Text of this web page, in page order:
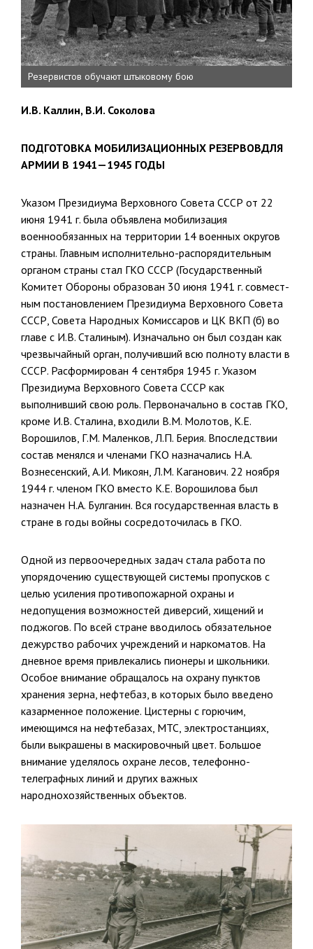
Резервистов обучают штыковому бою
И.В. Каллин, В.И. Соколова
ПОДГОТОВКА МОБИЛИЗАЦИОННЫХ РЕЗЕРВОВДЛЯ
АРМИИ В 1941—1945 ГОДЫ
Указом Президиума Верховного Совета СССР от 22
июня 1941 г. была объявлена мобилизация
военнообязанных на территории 14 военных округов
страны. Главным исполнительно-распорядительным
органом страны стал ГКО СССР (Го­сударственный
Комитет Обороны образован 30 июня 1941 г. совмест­
ным постановлением Президиума Верховного Совета
СССР, Совета Народных Комиссаров и ЦК ВКП (б) во
главе с И.В. Сталиным). Изна­чально он был создан как
чрезвычайный орган, получивший всю полноту власти в
СССР. Расформирован 4 сентября 1945 г. Указом
Президиума Верховного Совета СССР как
выполнивший свою роль. Первоначально в состав ГКО,
кроме И.В. Сталина, входили В.М. Мо­лотов, К.Е.
Ворошилов, Г.М. Маленков, Л.П. Берия. Впоследствии
со­став менялся и членами ГКО назначались Н.А.
Вознесенский, А.И. Ми­коян, Л.М. Каганович. 22 ноября
1944 г. членом ГКО вместо К.Е. Воро­шилова был
назначен Н.А. Булганин. Вся государственная власть в
стране в годы войны сосредоточилась в ГКО.
Одной из первоочередных задач стала работа по
упорядочению су­ществующей системы пропусков с
целью усиления противопожарной охраны и
недопущения возможностей диверсий, хищений и
поджогов. По всей стране вводилось обязательное
дежурство рабочих учрежде­ний и наркоматов. На
дневное время привлекались пионеры и школь­ники.
Особое внимание обращалось на охрану пунктов
хранения зер­на, нефтебаз, в которых было введено
казарменное положение. Цис­терны с горючим,
имеющимся на нефтебазах, МТС, электростанци­ях,
были выкрашены в маскировочный цвет. Большое
внимание уде­лялось охране лесов, телефонно-
телеграфных линий и других важных
народнохозяйственных объектов.